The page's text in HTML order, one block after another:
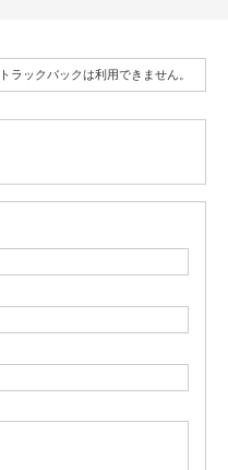
トラックバックは利用できません。